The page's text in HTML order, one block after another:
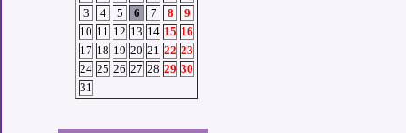
3
4 5 6 7 8
9
10 11 12 13 14 15 16
17 18 19 20 21 22 23
24 25 26 27 28 29 30
31